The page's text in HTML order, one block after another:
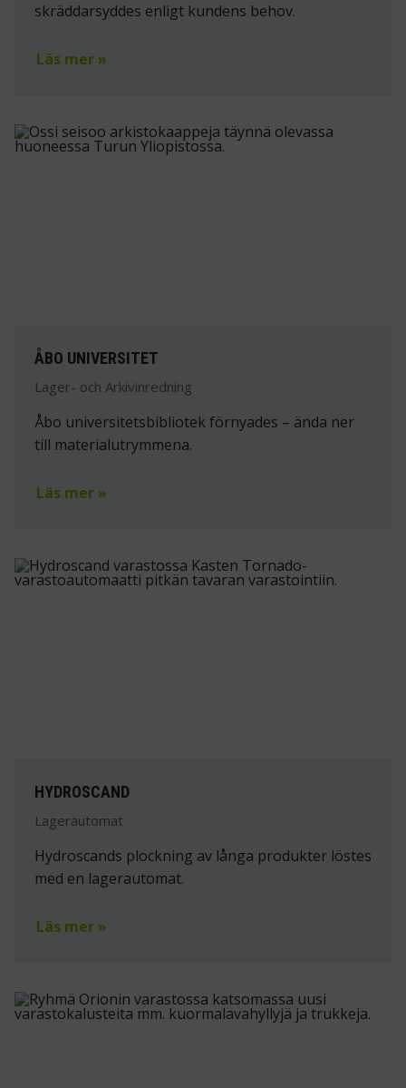
skräddarsyddes enligt kundens behov.
Läs mer »
ÅBO UNIVERSITET
Lager- och Arkivinredning
Åbo universitetsbibliotek förnyades – ända ner
till materialutrymmena.
Läs mer »
HYDROSCAND
Lagerautomat
Hydroscands plockning av långa produkter löstes
med en lagerautomat.
Läs mer »